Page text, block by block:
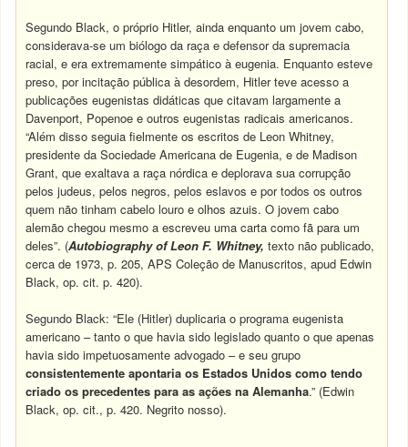
Segundo Black, o próprio Hitler, ainda enquanto um jovem cabo,
considerava-se um biólogo da raça e defensor da supremacia
racial, e era extremamente simpático à eugenia. Enquanto esteve
preso, por incitação pública à desordem, Hitler teve acesso a
publicações eugenistas didáticas que citavam largamente a
Davenport, Popenoe e outros eugenistas radicais americanos.
“Além disso seguia fielmente os escritos de Leon Whitney,
presidente da Sociedade Americana de Eugenia, e de Madison
Grant, que exaltava a raça nórdica e deplorava sua corrupção
pelos judeus, pelos negros, pelos eslavos e por todos os outros
quem não tinham cabelo louro e olhos azuis. O jovem cabo
alemão chegou mesmo a escreveu uma carta como fã para um
deles”. (Autobiography of Leon F. Whitney,texto não publicado,
cerca de 1973, p. 205, APS Coleção de Manuscritos, apud Edwin
Black, op. cit. p. 420).
Segundo Black: “Ele (Hitler) duplicaria o programa eugenista
americano – tanto o que havia sido legislado quanto o que apenas
havia sido impetuosamente advogado – e seu grupo
consistentemente apontaria os Estados Unidoscomo tendo
criado os precedentespara asações na Alemanha.” (Edwin
Black, op. cit., p. 420. Negrito nosso).